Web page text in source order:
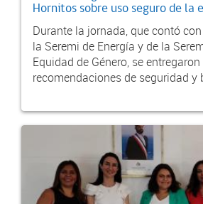
Hornitos sobre uso seguro de la
Durante la jornada, que contó
la Seremi de Energía y de la
Equidad de Género, se entregaron
recomendaciones de seguridad y